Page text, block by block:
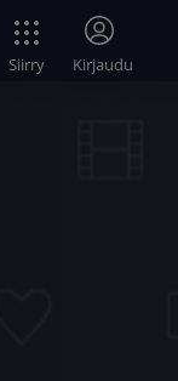
Siirry Kirjaudu